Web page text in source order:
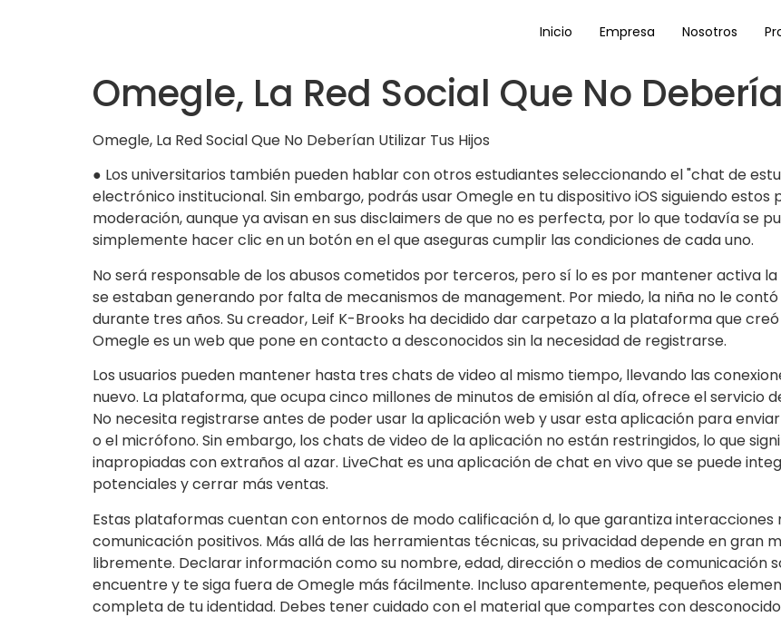
Inicio Empresa Nosotros
Omegle, La Red Social Que No
Omegle, La Red Social Que No Deberían Utilizar Tus Hijos
● Los universitarios también pueden hablar con otros estudiantes seleccionando el "chat de
electrónico institucional. Sin embargo, podrás usar Omegle en tu dispositivo iOS siguiendo estos
moderación, aunque ya avisan en sus disclaimers de que no es perfecta, por lo que todavía se
simplemente hacer clic en un botón en el que aseguras cumplir las condiciones de cada uno.
No será responsable de los abusos cometidos por terceros, pero sí lo es por mantener activa
se estaban generando por falta de mecanismos de management. Por miedo, la niña no le
durante tres años. Su creador, Leif K-Brooks ha decidido dar carpetazo a la plataforma que
Omegle es un web que pone en contacto a desconocidos sin la necesidad de registrarse.
Los usuarios pueden mantener hasta tres chats de video al mismo tiempo, llevando las
nuevo. La plataforma, que ocupa cinco millones de minutos de emisión al día, ofrece el servicio
No necesita registrarse antes de poder usar la aplicación web y usar esta aplicación para
o el micrófono. Sin embargo, los chats de video de la aplicación no están restringidos, lo que
inapropiadas con extraños al azar. LiveChat es una aplicación de chat en vivo que se puede
potenciales y cerrar más ventas.
Estas plataformas cuentan con entornos de modo calificación d, lo que garantiza interacciones
comunicación positivos. Más allá de las herramientas técnicas, su privacidad depende en gran
libremente. Declarar información como su nombre, edad, dirección o medios de comunicación
encuentre y te siga fuera de Omegle más fácilmente. Incluso aparentemente, pequeños
completa de tu identidad. Debes tener cuidado con el material que compartes con